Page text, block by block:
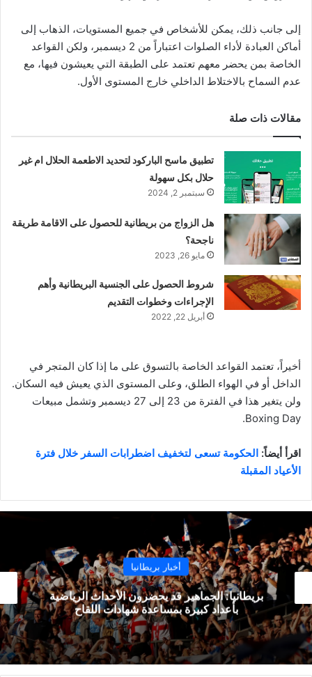
إلى جانب ذلك، يمكن للأشخاص في جميع المستويات، الذهاب إلى
أماكن العبادة لأداء الصلوات اعتباراً من 2 ديسمبر، ولكن القواعد
الخاصة بمن يحضر معهم تعتمد على الطبقة التي يعيشون فيها، مع
عدم السماح بالاختلاط الداخلي خارج المستوى الأول.
مقالات ذات صلة
تطبيق ماسح الباركود لتحديد الاطعمة الحلال ام غير
حلال بكل سهولة
سبتمبر 2, 2024
هل الزواج من بريطانية للحصول على الاقامة طريقة
ناجحة؟
مايو 26, 2023
شروط الحصول على الجنسية البريطانية وأهم
الإجراءات وخطوات التقديم
أبريل 22, 2022
أخيراً، تعتمد القواعد الخاصة بالتسوق على ما إذا كان المتجر في
الداخل أو في الهواء الطلق، وعلى المستوى الذي يعيش فيه السكان.
ولن يتغير هذا في الفترة من 23 إلى 27 ديسمبر وتشمل مبيعات
Boxing Day.
اقرأ أيضاً: الحكومة تسعى لتخفيف اضطرابات السفر خلال فترة
الأعياد المقبلة
أخبار بريطانيا
الحكومة تحذر: البريطانيون قد لا يتمكنون من السفر
إلى الخارج هذا الصيف